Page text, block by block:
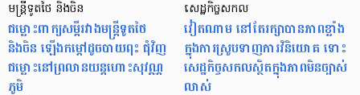
មន្ត្រីទូតថៃ និងចិន
ជម្លោះពាក្យសម្តីរវាងមន្ត្រីទូតថៃ
និងចិន ឡើងកម្ដៅដូចបាយពុះ ជុំវិញ
ជម្លោះនៅព្រលានយន្តហោះសុវណ្ណ
ភូមិ
សេដ្ឋកិច្ចសកល
វៀតណាម នៅតែរក្សាបានភាពខ្លាំង
ក្នុងការស្រូបទាញការវិនិយោគ​ ទោះ
សេដ្ឋកិច្ចសកលស្ថិតក្នុងភាពមិនច្បាស់
លាស់